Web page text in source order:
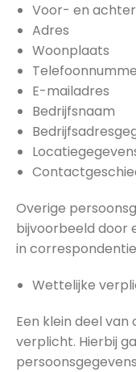
Voor- en
Adres
Woonplaats
E-mailadres
Bedrijfsnaam
Overige
bijvoorbeeld door
in
Wettelijke
Een klein deel
verplicht. Hierbij